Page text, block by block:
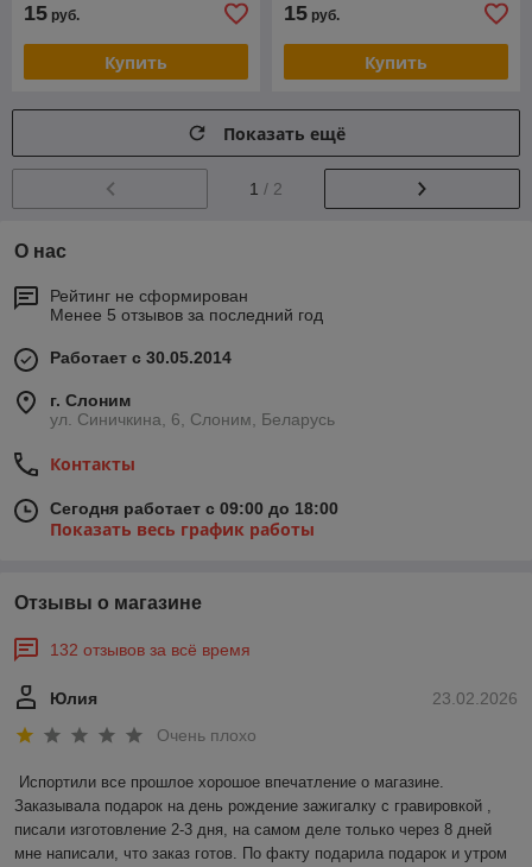
15 руб.
Купить
15 руб.
Купить
Показать ещё
1 / 2
О нас
Рейтинг не сформирован
Менее 5 отзывов за последний год
Работает с 30.05.2014
г. Слоним
ул. Синичкина, 6, Слоним, Беларусь
Контакты
Сегодня работает с 09:00 до 18:00
Показать весь график работы
Отзывы о магазине
132 отзывов за всё время
23.02.2026
Юлия
Очень плохо
Испортили все прошлое хорошое впечатление о магазине.
Заказывала подарок на день рождение зажигалку с гравировкой ,
писали изготовление 2-3 дня, на самом деле только через 8 дней
мне написали, что заказ готов. По факту подарила подарок и утром